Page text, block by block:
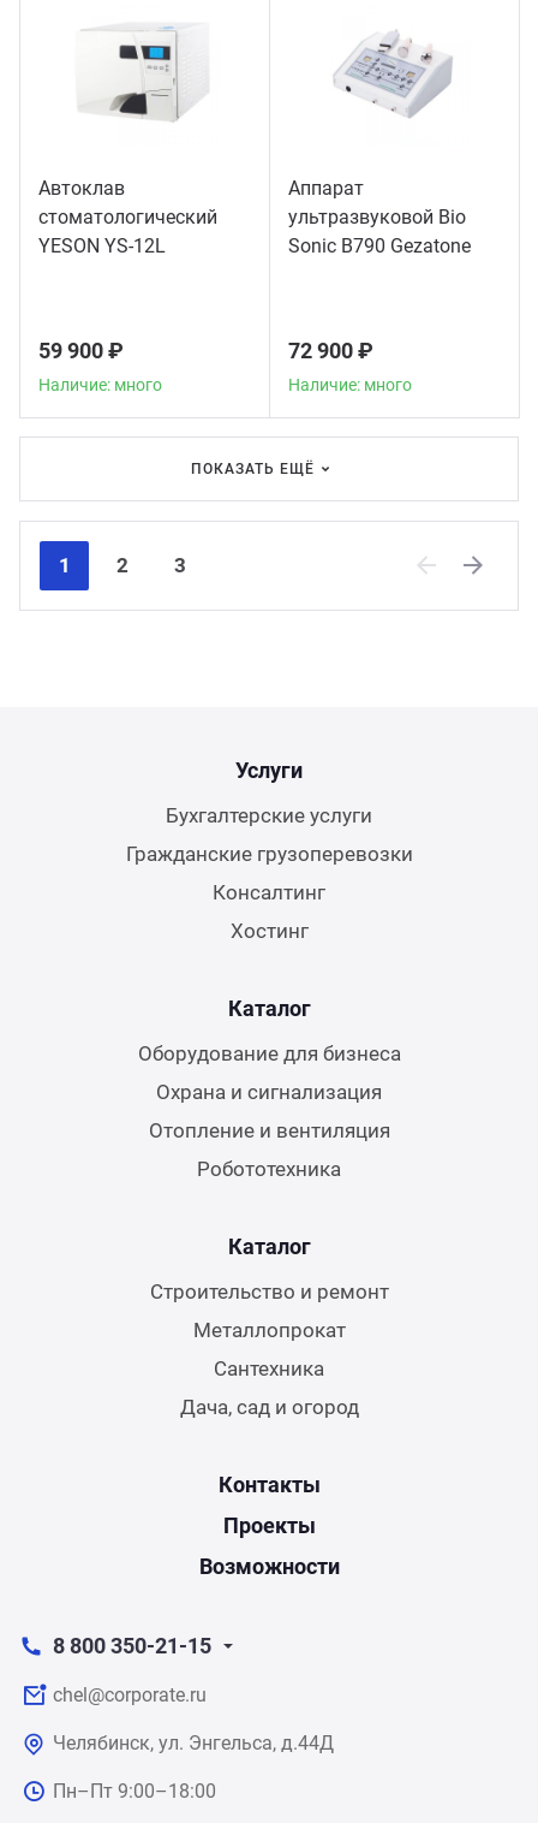
Автоклав
стоматологический
YESON YS-12L
59 900 ₽
Наличие: много
Аппарат
ультразвуковой Bio
Sonic B790 Gezatone
72 900 ₽
Наличие: много
ПОКАЗАТЬ ЕЩЁ
1 2
3
Услуги
Бухгалтерские услуги
Гражданские грузоперевозки
Консалтинг
Хостинг
Каталог
Оборудование для бизнеса
Охрана и сигнализация
Отопление и вентиляция
Робототехника
Каталог
Строительство и ремонт
Металлопрокат
Сантехника
Дача, сад и огород
Контакты
Проекты
Возможности
8 800 350-21-15
chel@corporate.ru
Челябинск, ул. Энгельса, д.44Д
Пн–Пт 9:00–18:00